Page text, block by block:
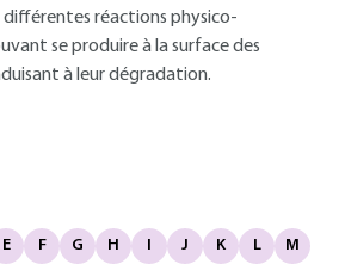
différentes réactions physico-
se produire à la surface des
à leur dégradation.
E F G H I J K L
M